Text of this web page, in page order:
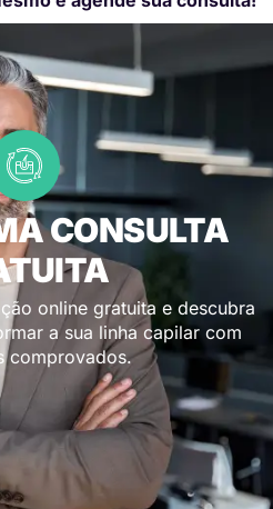
CONSULTA
online gratuita e descubra
a sua linha capilar com
comprovados.